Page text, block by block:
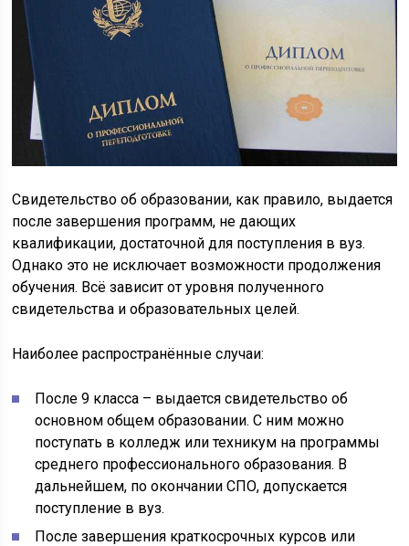
Свидетельство об образовании, как правило, выдается
после завершения программ, не дающих
квалификации, достаточной для поступления в вуз.
Однако это не исключает возможности продолжения
обучения. Всё зависит от уровня полученного
свидетельства и образовательных целей.
Наиболее распространённые случаи:
После 9 класса – выдается свидетельство об
основном общем образовании. С ним можно
поступать в колледж или техникум на программы
среднего профессионального образования. В
дальнейшем, по окончании СПО, допускается
поступление в вуз.
После завершения краткосрочных курсов или